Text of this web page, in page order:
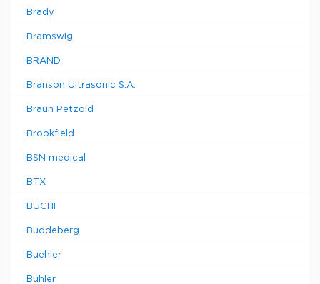
Brady
Bramswig
BRAND
Branson Ultrasonic S.A.
Braun Petzold
Brookfield
BSN medical
BTX
BUCHI
Buddeberg
Buehler
Buhler